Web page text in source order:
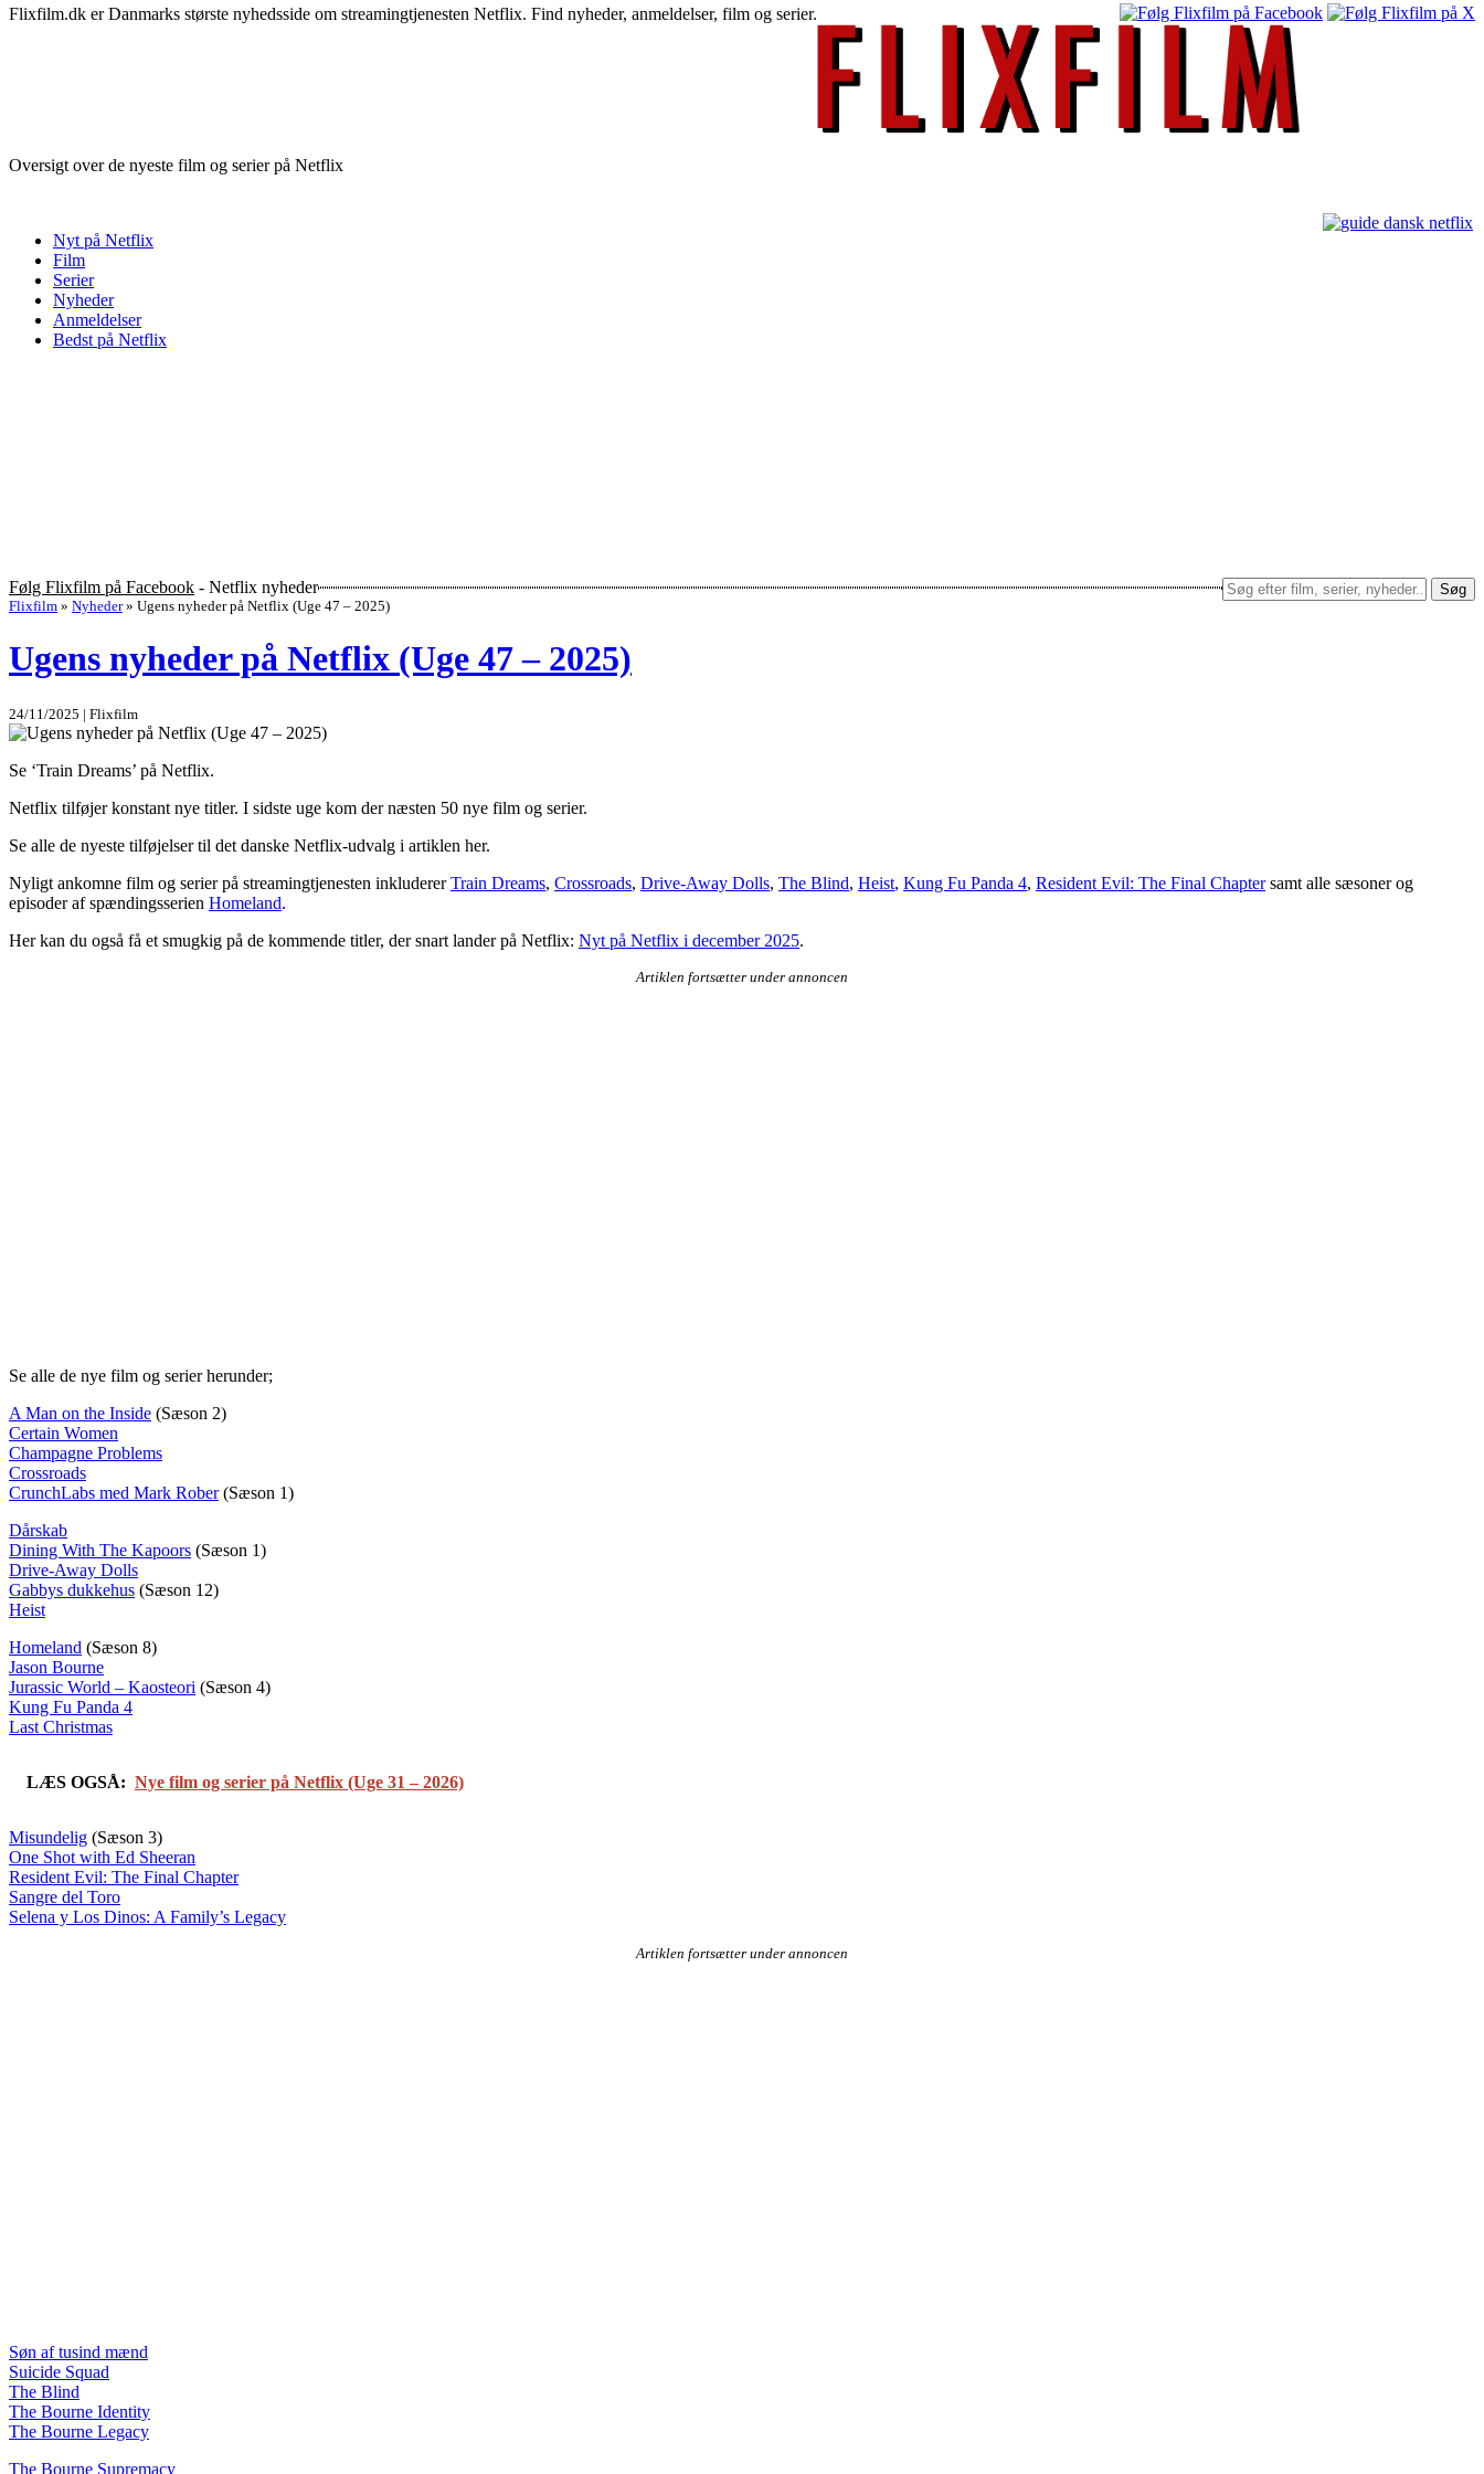
Flixfilm.dk er Danmarks største nyhedsside om streamingtjenesten Netflix. Find nyheder, anmeldelser, film og serier.
Oversigt over de nyeste film og serier på Netflix
Nyt på Netflix
Film
Serier
Nyheder
Anmeldelser
Bedst på Netflix
Følg Flixfilm på Facebook - Netflix nyheder
Søg
Flixfilm » Nyheder » Ugens nyheder på Netflix (Uge 47 – 2025)
Ugens nyheder på Netflix (Uge 47 – 2025)
24/11/2025 | Flixfilm
Se ‘Train Dreams’ på Netflix.
Netflix tilføjer konstant nye titler. I sidste uge kom der næsten 50 nye film og serier.
Se alle de nyeste tilføjelser til det danske Netflix-udvalg i artiklen her.
Nyligt ankomne film og serier på streamingtjenesten inkludererTrain Dreams, Crossroads, Drive-Away Dolls, The Blind, Heist, Kung Fu Panda 4, Resident Evil: The Final Chaptersamt alle sæsoner og
episoder af spændingsserien Homeland.
Her kan du også få et smugkig på de kommende titler, der snart lander på Netflix: Nyt på Netflix i december 2025.
Artiklen fortsætter under annoncen
Se alle de nye film og serier herunder;
A Man on the Inside (Sæson 2)
Certain Women
Champagne Problems
Crossroads
CrunchLabs med Mark Rober(Sæson 1)
Dårskab
Dining With The Kapoors (Sæson 1)
Drive-Away Dolls
Gabbys dukkehus (Sæson 12)
Heist
Homeland (Sæson 8)
Jason Bourne
Jurassic World – Kaosteori (Sæson 4)
Kung Fu Panda 4
Last Christmas
LÆS OGSÅ: Nye film og serier på Netflix (Uge 31 – 2026)
Misundelig (Sæson 3)
One Shot with Ed Sheeran
Resident Evil: The Final Chapter
Sangre del Toro
Selena y Los Dinos: A Family’s Legacy
Artiklen fortsætter under annoncen
Søn af tusind mænd
Suicide Squad
The Blind
The Bourne Identity
The Bourne Legacy
The Bourne Supremacy